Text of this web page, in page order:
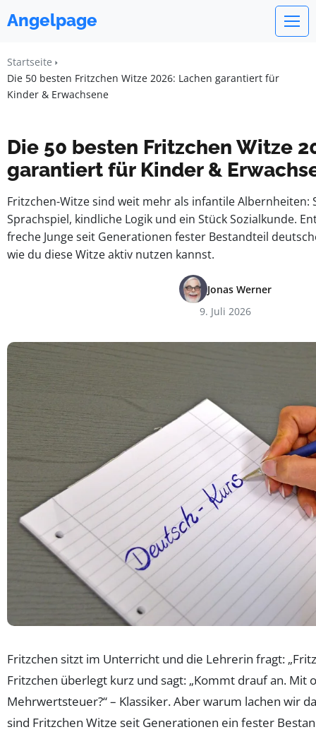
Angelpage
Startseite
Die 50 besten Fritzchen Witze 2026: Lachen garantiert für
Kinder & Erwachsene
Die 50 besten Fritzchen Witze
garantiert für Kinder &
Fritzchen-Witze sind weit mehr als infantile Albernheiten:
Sprachspiel, kindliche Logik und ein Stück Sozialkunde.
freche Junge seit Generationen fester Bestandteil
wie du diese Witze aktiv nutzen kannst.
Jonas Werner
9. Juli 2026
Fritzchen sitzt im Unterricht und die Lehrerin fragt:
Fritzchen überlegt kurz und sagt: „Kommt drauf an. Mit
Mehrwertsteuer?“ – Klassiker. Aber warum lachen wir
sind Fritzchen Witze seit Generationen ein fester